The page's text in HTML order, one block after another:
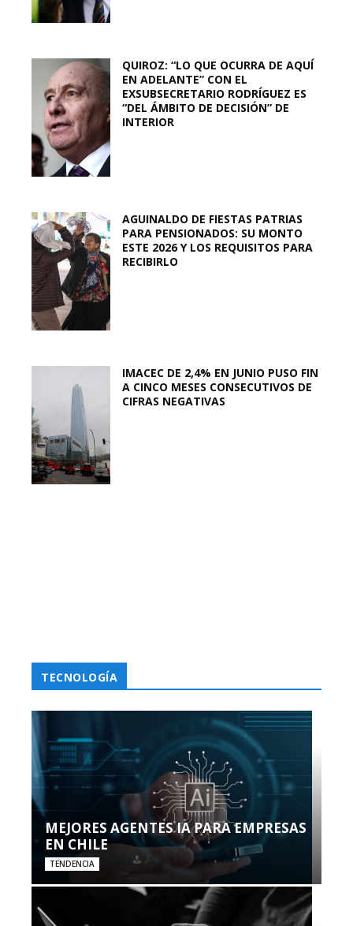
QUIROZ: “LO QUE OCURRA DE AQUÍ
EN ADELANTE” CON EL
EXSUBSECRETARIO RODRÍGUEZ ES
“DEL ÁMBITO DE DECISIÓN” DE
INTERIOR
AGUINALDO DE FIESTAS PATRIAS
PARA PENSIONADOS: SU MONTO
ESTE 2026 Y LOS REQUISITOS PARA
RECIBIRLO
IMACEC DE 2,4% EN JUNIO PUSO FIN
A CINCO MESES CONSECUTIVOS DE
CIFRAS NEGATIVAS
TECNOLOGÍA
MEJORES AGENTES IA PARA EMPRESAS
EN CHILE
TENDENCIA